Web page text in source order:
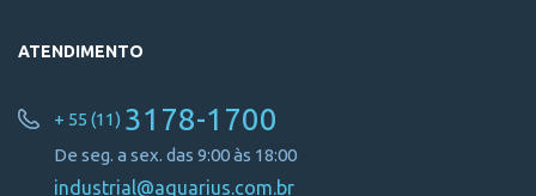
ATENDIMENTO
+ 55 (11) 3178-1700
De seg. a sex. das 9:00 às 18:00
industrial@aquarius.com.br